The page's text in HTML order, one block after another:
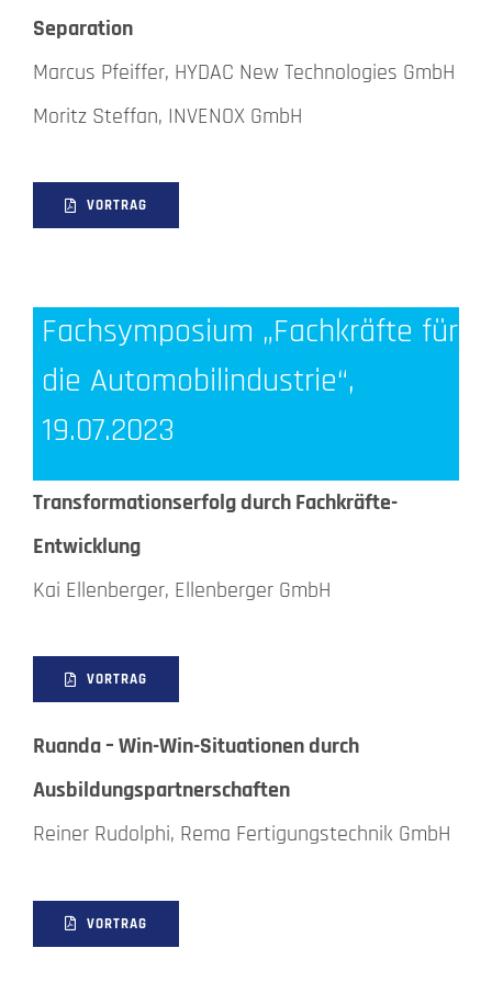
Separation
Marcus Pfeiffer, HYDAC New Technologies GmbH
Moritz Steffan, INVENOX GmbH
VORTRAG
Fachsymposium „Fachkräfte für
die Automobilindustrie“,
19.07.2023
Transformationserfolg durch Fachkräfte-
Entwicklung
Kai Ellenberger, Ellenberger GmbH
VORTRAG
Ruanda – Win-Win-Situationen durch
Ausbildungspartnerschaften
Reiner Rudolphi, Rema Fertigungstechnik GmbH
VORTRAG